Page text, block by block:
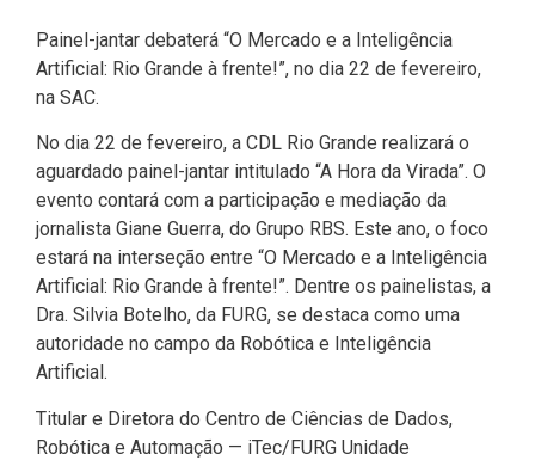
Painel-jantar debaterá “O Mercado e a Inteligência
Artificial: Rio Grande à frente!”, no dia 22 de fevereiro,
na SAC.
No dia 22 de fevereiro, a CDL Rio Grande realizará o
aguardado painel-jantar intitulado “A Hora da Virada”. O
evento contará com a participação e mediação da
jornalista Giane Guerra, do Grupo RBS. Este ano, o foco
estará na interseção entre “O Mercado e a Inteligência
Artificial: Rio Grande à frente!”. Dentre os painelistas, a
Dra. Silvia Botelho, da FURG, se destaca como uma
autoridade no campo da Robótica e Inteligência
Artificial.
Titular e Diretora do Centro de Ciências de Dados,
Robótica e Automação — iTec/FURG Unidade